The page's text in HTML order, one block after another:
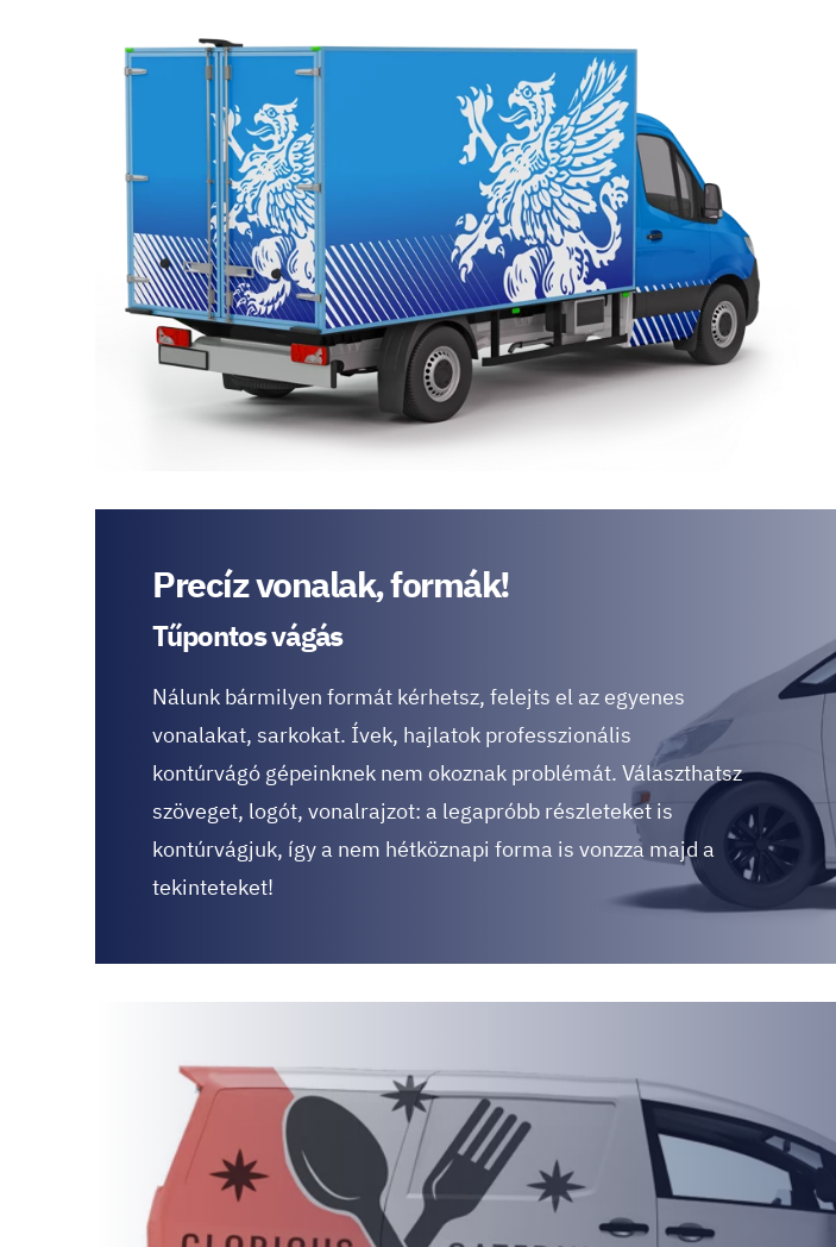
Precíz vonalak, formák!
Tűpontos vágás
Nálunk bármilyen formát kérhetsz, felejts el az egyenes
vonalakat, sarkokat. Ívek, hajlatok professzionális
kontúrvágó gépeinknek nem okoznak problémát. Választhatsz
szöveget, logót, vonalrajzot: a legapróbb részleteket is
kontúrvágjuk, így a nem hétköznapi forma is vonzza majd a
tekinteteket!